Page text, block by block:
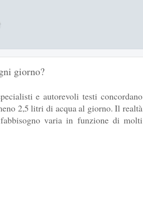
giorno?
e autorevoli testi concordano
2,5 litri di acqua al giorno. Il realtà
varia in funzione di molti